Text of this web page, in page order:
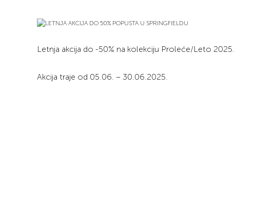
Letnja akcija do -50% na kolekciju Proleće/Leto 2025.
Akcija traje od 05.06. – 30.06.2025.